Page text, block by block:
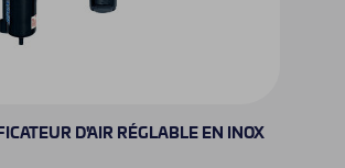
D'AIR RÉGLABLE EN INOX